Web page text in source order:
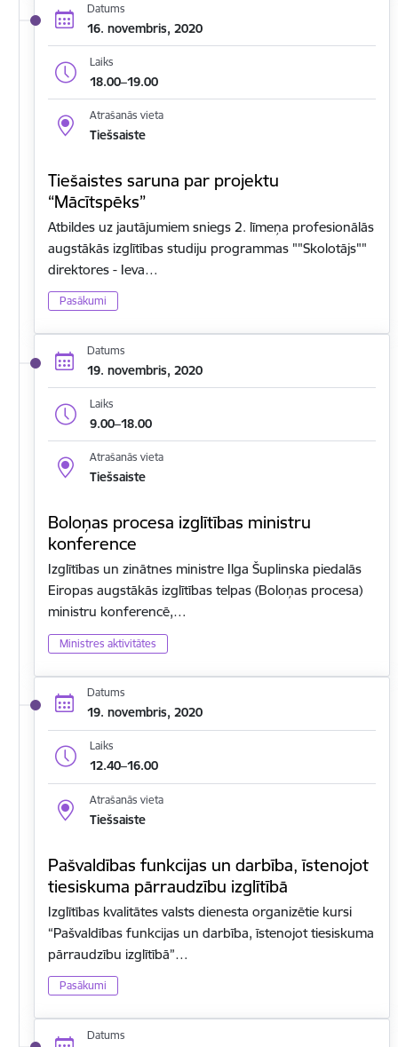
Datums
16. novembris, 2020
Laiks
18.00–19.00
Atrašanās vieta
Tiešsaiste
Tiešaistes saruna par projektu
“Mācītspēks”
Atbildes uz jautājumiem sniegs 2. līmeņa profesionālās
augstākās izglītības studiju programmas ""Skolotājs""
direktores - Ieva…
Pasākumi
Datums
19. novembris, 2020
Laiks
9.00–18.00
Atrašanās vieta
Tiešsaiste
Boloņas procesa izglītības ministru
konference
Izglītības un zinātnes ministre Ilga Šuplinska piedalās
Eiropas augstākās izglītības telpas (Boloņas procesa)
ministru konferencē,…
Ministres aktivitātes
Datums
19. novembris, 2020
Laiks
12.40–16.00
Atrašanās vieta
Tiešsaiste
Pašvaldības funkcijas un darbība, īstenojot
tiesiskuma pārraudzību izglītībā
Izglītības kvalitātes valsts dienesta organizētie kursi
“Pašvaldības funkcijas un darbība, īstenojot tiesiskuma
pārraudzību izglītībā”…
Pasākumi
Datums